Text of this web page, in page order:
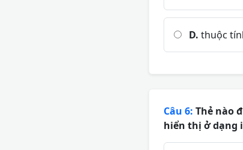
D. thuộc
Câu 6: Thẻ nào
hiển thị ở dạng